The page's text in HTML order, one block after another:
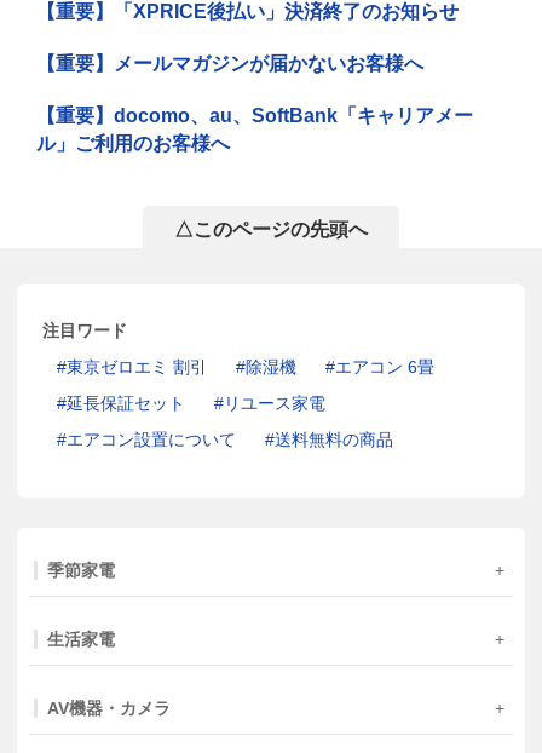
【重要】「XPRICE後払い」決済終了のお知らせ
【重要】メールマガジンが届かないお客様へ
【重要】docomo、au、SoftBank「キャリアメー
ル」ご利用のお客様へ
△このページの先頭へ
注目ワード
東京ゼロエミ 割引
除湿機
エアコン 6畳
延長保証セット
リユース家電
エアコン設置について
送料無料の商品
季節家電
生活家電
AV機器・カメラ